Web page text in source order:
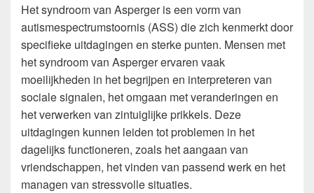
Het syndroom van Asperger is een vorm van
autismespectrumstoornis (ASS) die zich kenmerkt door
specifieke uitdagingen en sterke punten. Mensen met
het syndroom van Asperger ervaren vaak
moeilijkheden in het begrijpen en interpreteren van
sociale signalen, het omgaan met veranderingen en
het verwerken van zintuiglijke prikkels. Deze
uitdagingen kunnen leiden tot problemen in het
dagelijks functioneren, zoals het aangaan van
vriendschappen, het vinden van passend werk en het
managen van stressvolle situaties.